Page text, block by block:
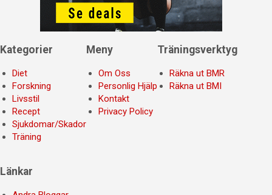
Kategorier
Diet
Forskning
Livsstil
Recept
Sjukdomar/Skador
Träning
Meny
Om Oss
Personlig Hjälp
Kontakt
Privacy Policy
Träningsverktyg
Räkna ut BMR
Räkna ut BMI
Länkar